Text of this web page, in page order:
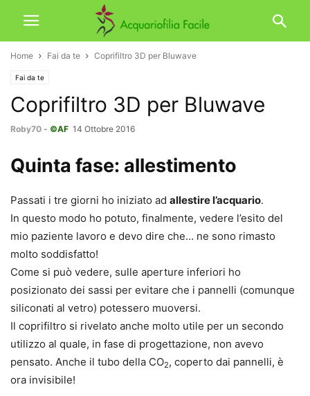
Home Fai da te Coprifiltro 3D per Bluwave
Fai da te
Coprifiltro 3D per Bluwave
Roby70 - ©AF 14 Ottobre 2016
Quinta fase: allestimento
Passati i tre giorni ho iniziato ad allestire l’acquario.
In questo modo ho potuto, finalmente, vedere l’esito del
mio paziente lavoro e devo dire che… ne sono rimasto
molto soddisfatto!
Come si può vedere, sulle aperture inferiori ho
posizionato dei sassi per evitare che i pannelli (comunque
siliconati al vetro) potessero muoversi.
Il coprifiltro si rivelato anche molto utile per un secondo
utilizzo al quale, in fase di progettazione, non avevo
pensato. Anche il tubo della CO2, coperto dai pannelli, è
ora invisibile!